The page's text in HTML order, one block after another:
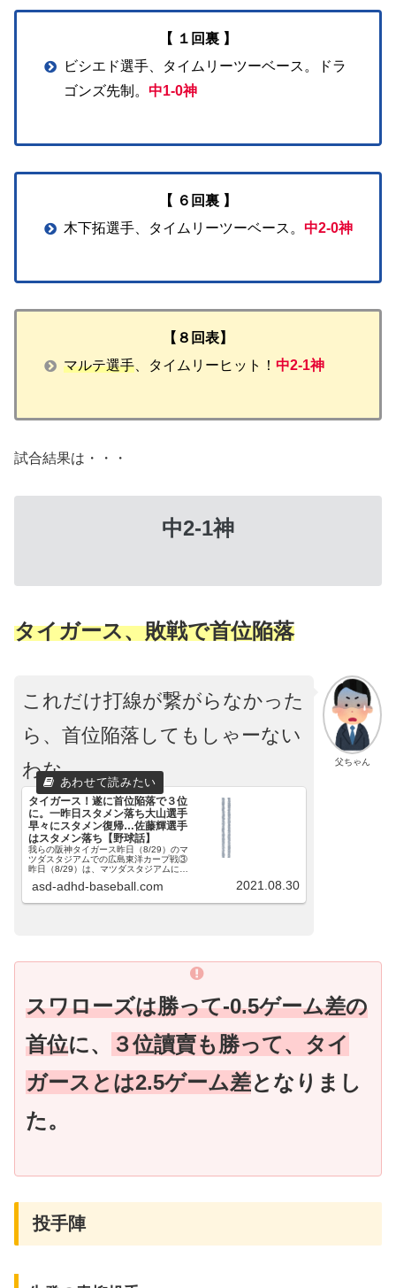
【 １回裏 】
ビシエド選手、タイムリーツーベース。ドラ
ゴンズ先制。中1-0神
【 ６回裏 】
木下拓選手、タイムリーツーベース。中2-0神
【８回表】
マルテ選手 、タイムリーヒット！中2-1神
試合結果は・・・
中2-1神
タイガース、敗戦で首位陥落
父ちゃん
これだけ打線が繋がらなかった
ら、首位陥落してもしゃーない
わな…
タイガース！遂に首位陥落で３位
に。一昨日スタメン落ち大山選手
早々にスタメン復帰…佐藤輝選手
はスタメン落ち【野球話】
我らの阪神タイガース昨日（8/29）のマ
ツダスタジアムでの広島東洋カープ戦③
昨日（8/29）は、マツダスタジアムに
阪神秋山投手、広島床田投手の予告先発
asd-adhd-baseball.com 2021.08.30
スワローズは勝って-0.5ゲーム差の
首位に、
３位讀賣も勝って、タイ
ガースとは2.5ゲーム差となりまし
た。
投手陣